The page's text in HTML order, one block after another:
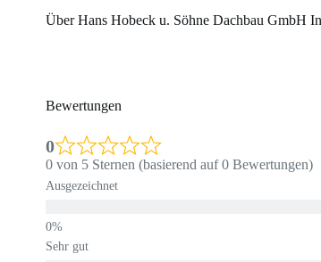
Über Hans Hobeck u. Söhne Dachbau GmbH
Bewertungen
0
0 von 5 Sternen (basierend auf 0 Bewertungen)
Ausgezeichnet
Sehr gut